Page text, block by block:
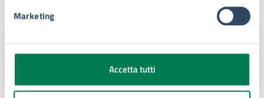
Marketing
Accetta tutti
giuseppe.gibilisco79@comune.siracusa.it